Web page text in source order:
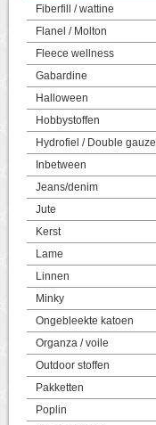
Fiberfill / wattine
Flanel / Molton
Fleece wellness
Gabardine
Halloween
Hobbystoffen
Hydrofiel / Double gauze
Inbetween
Jeans/denim
Jute
Kerst
Lame
Linnen
Minky
Ongebleekte katoen
Organza / voile
Outdoor stoffen
Pakketten
Poplin